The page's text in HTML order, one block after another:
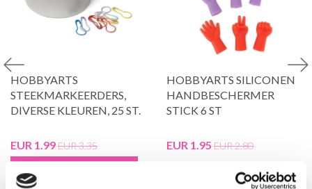
HOBBYARTS
STEEKMARKEERDERS,
DIVERSE KLEUREN, 25 ST.
EUR 1.99EUR 3.35
Aanbieding verloopt 31/08/2026
HOBBYARTS SILICONEN
HANDBESCHERMER
STICK 6 ST
EUR 1.95 EUR 2.80